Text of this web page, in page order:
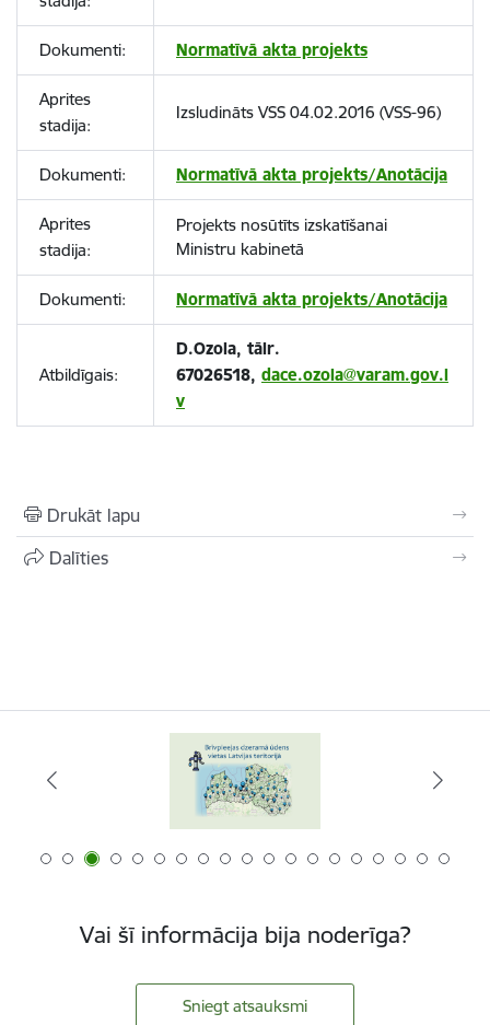
Dokumenti: Normatīvā akta projekts
Aprites
stadija:
Izsludināts VSS 04.02.2016 (VSS-96)
Dokumenti: Normatīvā akta projekts/Anotācija
Aprites
stadija:
Projekts nosūtīts izskatīšanai
Ministru kabinetā
Dokumenti: Normatīvā akta projekts/Anotācija
Atbildīgais:
D.Ozola, tālr.
67026518, dace.ozola@varam.gov.l
v
Drukāt lapu
Dalīties
Vai šī informācija bija noderīga?
Sniegt atsauksmi